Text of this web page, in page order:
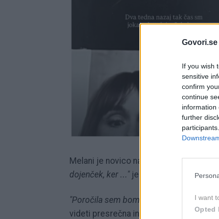
If you wish
sensitive
confirm
continue
information
further
I want
Opted
Melani je novico najprej delila na
dojenček, ker ..."je zapisala v prvi
"Poročila sem bom s svojim najboljšim
videti presrečna in ob tem ponosno